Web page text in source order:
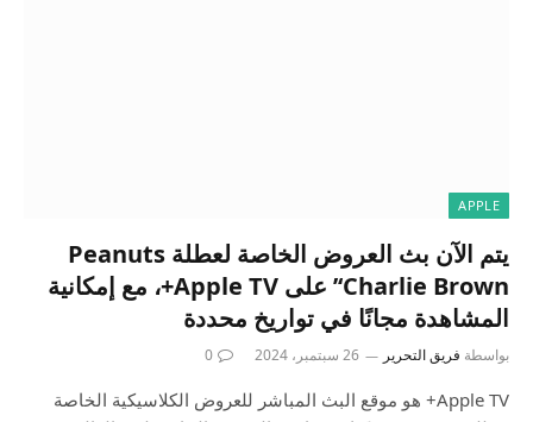
APPLE
يتم الآن بث العروض الخاصة لعطلة Peanuts
‘Charlie Brown’ على Apple TV+، مع إمكانية
المشاهدة مجانًا في تواريخ محددة
بواسطة فريق التحرير 26 سبتمبر، 2024 0
Apple TV+ هو موقع البث المباشر للعروض الكلاسيكية الخاصة